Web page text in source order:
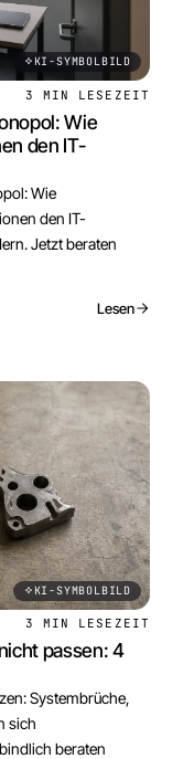
KI-SYMBOLBILD
3 MIN LESEZEIT
Wie
den IT-
Wie
den IT-
Jetzt beraten
Lesen
KI-SYMBOLBILD
3 MIN LESEZEIT
passen: 4
Systembrüche,
sich
beraten